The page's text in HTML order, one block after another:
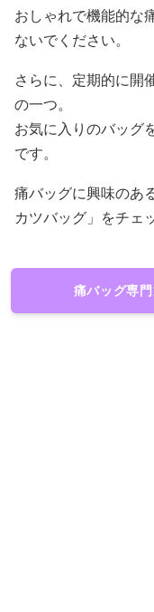
おしゃれで機能的な
ないでください。
さらに、定期的に開
の一つ。
お気に入りのバッグ
です。
痛バッグに興味のあ
カツバッグ」をチェ
痛バッグ専